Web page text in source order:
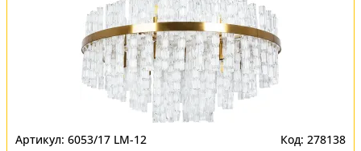
6053/17 LM-12 278138